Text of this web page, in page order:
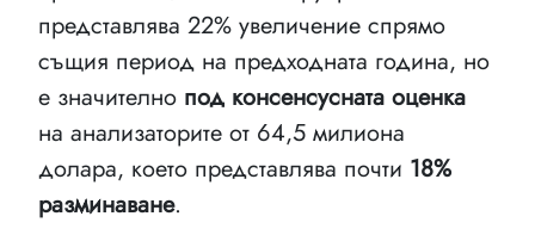
представлява 22% увеличение спрямо
същия период на предходната година, но
е значително под консенсусната оценка
на анализаторите от 64,5 милиона
долара, което представлява почти 18%
разминаване.